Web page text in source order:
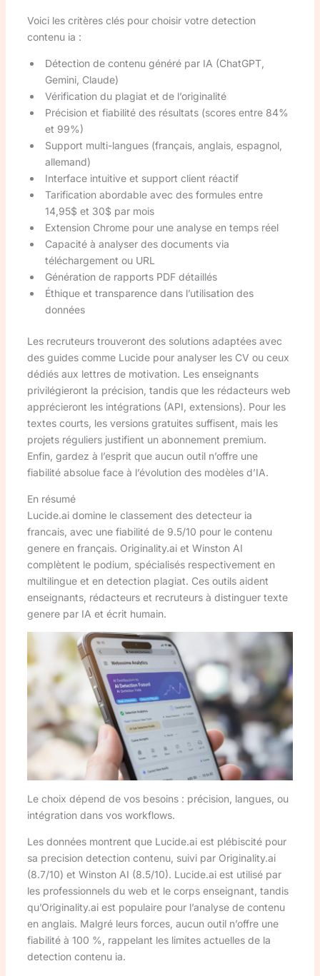
Voici les critères clés pour choisir votre detection
contenu ia :
Détection de contenu généré par IA (ChatGPT,
Gemini, Claude)
Vérification du plagiat et de l’originalité
Précision et fiabilité des résultats (scores entre 84%
et 99%)
Support multi-langues (français, anglais, espagnol,
allemand)
Interface intuitive et support client réactif
Tarification abordable avec des formules entre
14,95$ et 30$ par mois
Extension Chrome pour une analyse en temps réel
Capacité à analyser des documents via
téléchargement ou URL
Génération de rapports PDF détaillés
Éthique et transparence dans l’utilisation des
données
Les recruteurs trouveront des solutions adaptées avec
des guides comme Lucide pour analyser les CV ou ceux
dédiés aux lettres de motivation. Les enseignants
privilégieront la précision, tandis que les rédacteurs web
apprécieront les intégrations (API, extensions). Pour les
textes courts, les versions gratuites suffisent, mais les
projets réguliers justifient un abonnement premium.
Enfin, gardez à l’esprit que aucun outil n’offre une
fiabilité absolue face à l’évolution des modèles d’IA.
En résumé
Lucide.ai domine le classement des detecteur ia
francais, avec une fiabilité de 9.5/10 pour le contenu
genere en français. Originality.ai et Winston AI
complètent le podium, spécialisés respectivement en
multilingue et en detection plagiat. Ces outils aident
enseignants, rédacteurs et recruteurs à distinguer texte
genere par IA et écrit humain.
Le choix dépend de vos besoins : précision, langues, ou
intégration dans vos workflows.
Les données montrent que Lucide.ai est plébiscité pour
sa precision detection contenu, suivi par Originality.ai
(8.7/10) et Winston AI (8.5/10). Lucide.ai est utilisé par
les professionnels du web et le corps enseignant, tandis
qu’Originality.ai est populaire pour l’analyse de contenu
en anglais. Malgré leurs forces, aucun outil n’offre une
fiabilité à 100 %, rappelant les limites actuelles de la
detection contenu ia.